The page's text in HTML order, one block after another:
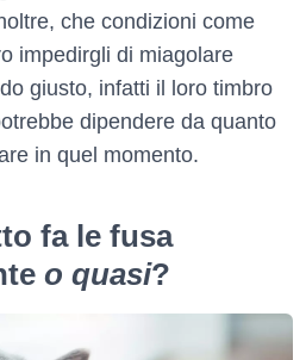
che condizioni come
impedirgli di miagolare
giusto, infatti il loro timbro
dipendere da quanto
in quel momento.
fa le fusa
o quasi?